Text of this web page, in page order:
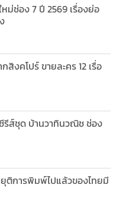
ม่ช่อง 7 ปี 2569 เรื่องย่อ
งคโปร์ ขายละคร 12 เรื่อ
ซีรีส์ชุด บ้านวาทินวณิช ช่อง
การพิมพ์ไปแล้วของไทยมี